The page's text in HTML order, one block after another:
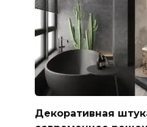
Декоративная